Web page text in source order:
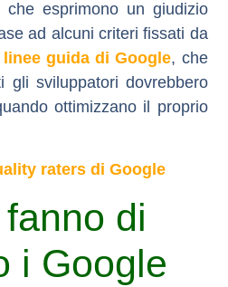
che esprimono un giudizio
ad alcuni criteri fissati da
linee guida di Google, che
gli sviluppatori dovrebbero
ottimizzano il proprio
raters di Google
di
i Google